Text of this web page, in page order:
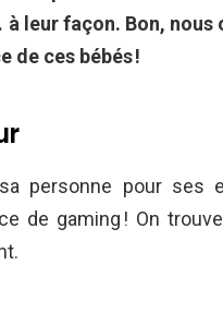
à leur façon. Bon,
de ces bébés !
personne pour ses
de gaming ! On